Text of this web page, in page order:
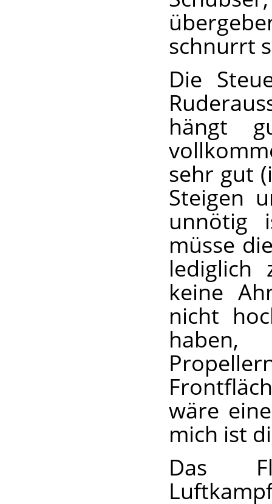
schnurrt
Die
hängt
sehr gut
Steigen
unnötig
müsse
lediglich
keine
nicht
haben,
wäre
mich ist
Das